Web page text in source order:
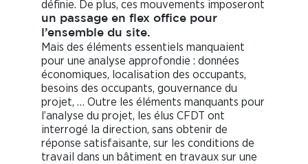
définie. De plus, ces mouvements imposeront
un passage en flex office pour
l’ensemble du site.
Mais des éléments essentiels manquaient
pour une analyse approfondie : données
économiques, localisation des occupants,
besoins des occupants, gouvernance du
projet, … Outre les éléments manquants pour
l’analyse du projet, les élus CFDT ont
interrogé la direction, sans obtenir de
réponse satisfaisante, sur les conditions de
travail dans un bâtiment en travaux sur une